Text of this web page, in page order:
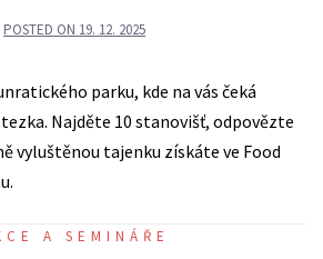
POSTED ON 19. 12. 2025
parku, kde na vás čeká
Najděte 10 stanovišť, odpovězte
vyluštěnou tajenku získáte ve Food
A SEMINÁŘE